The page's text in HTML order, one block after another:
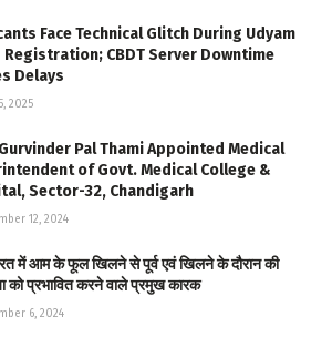
Face Technical Glitch During Udyam
Registration; CBDT Server Downtime
Delays
2025
Pal Thami Appointed Medical
of Govt. Medical College &
Sector-32, Chandigarh
12, 2024
में आम के फूल खिलने से पूर्व एवं खिलने के दौरान की
को प्रभावित करने वाले प्रमुख कारक
6, 2024